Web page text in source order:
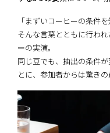
「まずいコーヒーの条件
そんな言葉とともに行われ
ーの実演。
同じ豆でも、抽出の条件
とに、参加者からは驚きの